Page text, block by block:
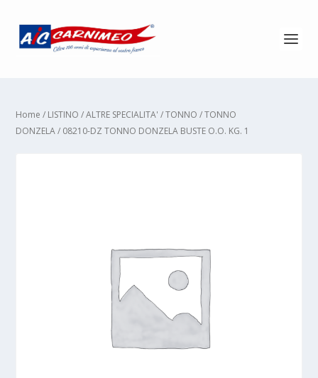
Home / LISTINO /ALTRE SPECIALITA' /TONNO /TONNO
DONZELA/ 08210-DZ TONNO DONZELA BUSTE O.O. KG. 1